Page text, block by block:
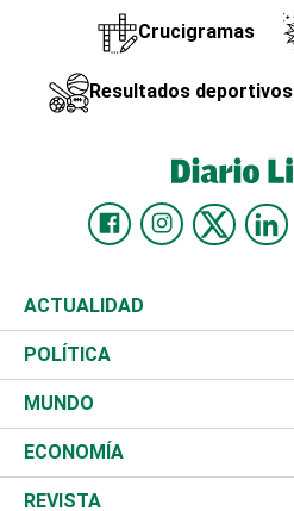
Crucigramas
Resultados deportivos
ACTUALIDAD
Nacional
Ciudad
Educación
Salud
POLÍTICA
Partidos
JCE
TSE
MUNDO
Estados Unidos
América Latina
ECONOMÍA
Finanzas
REVISTA